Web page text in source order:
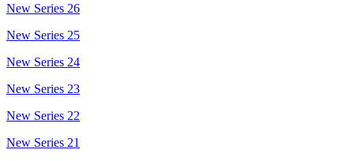
New Series 26
New Series 25
New Series 24
New Series 23
New Series 22
New Series 21